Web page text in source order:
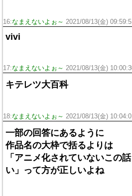
16:なまえないよぉ～ 2021/08/13(金)
vivi
17:なまえないよぉ～ 2021/08/13(金)
キテレツ大百科
18:なまえないよぉ～ 2021/08/13(金)
一部の回答にあるように
作品名の大枠で括るよりは
「アニメ化されていないこの
い」って方が正しいよね